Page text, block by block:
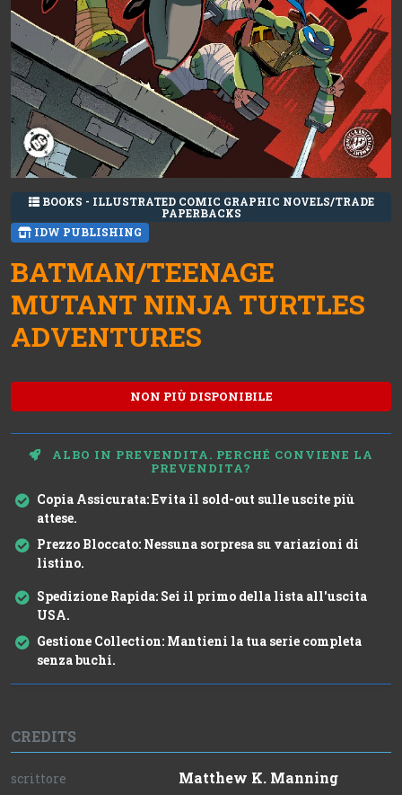
BOOKS - ILLUSTRATED COMIC GRAPHIC NOVELS/TRADE
PAPERBACKS
IDW PUBLISHING
BATMAN/TEENAGE
MUTANT NINJA TURTLES
ADVENTURES
NON PIÙ DISPONIBILE
ALBO IN PREVENDITA. PERCHÉ CONVIENE LA
PREVENDITA?
Copia Assicurata:Evita il sold-out sulle uscite più
attese.
Prezzo Bloccato: Nessuna sorpresa su variazioni di
listino.
Spedizione Rapida: Sei il primo della lista all'uscita
USA.
Gestione Collection: Mantieni la tua serie completa
senza buchi.
CREDITS
scrittore Matthew K. Manning